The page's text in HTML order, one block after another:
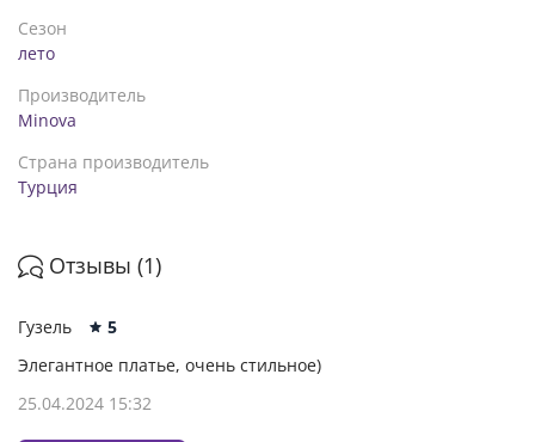
Сезон
лето
Производитель
Minova
Страна производитель
Турция
Отзывы (1)
Гузель
5
Элегантное платье, очень стильное)
25.04.2024 15:32